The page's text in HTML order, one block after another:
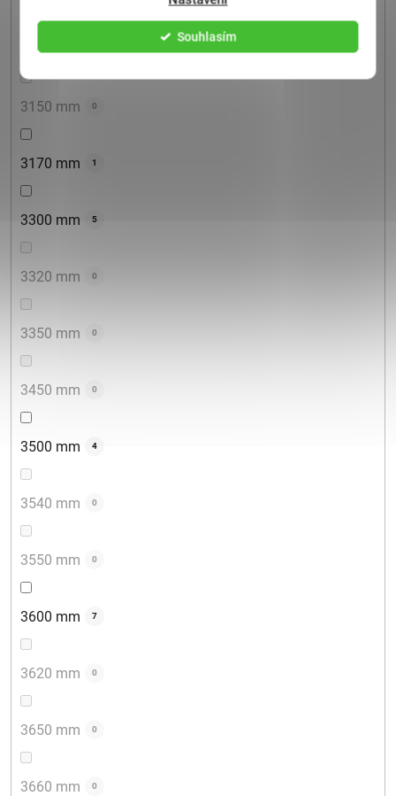
Souhlasím
3100 mm
3150 mm 0
3170 mm 1
3300 mm 5
3320 mm 0
3350 mm 0
3450 mm 0
3500 mm 4
3540 mm 0
3550 mm 0
3600 mm 7
3620 mm 0
3650 mm 0
3660 mm 0